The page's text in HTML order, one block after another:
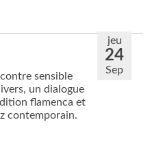
jeu
24
Sep
sensible
un dialogue
flamenca et
contemporain.